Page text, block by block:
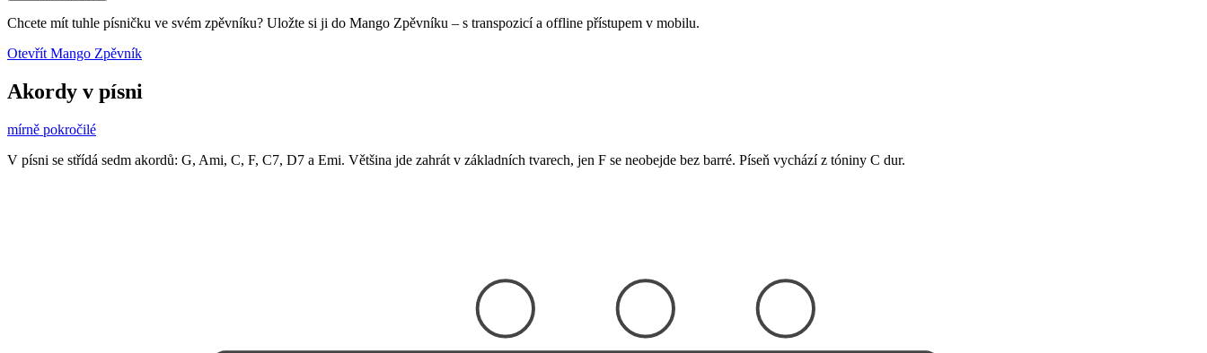
Chcete mít tuhle písničku ve svém zpěvníku? Uložte si ji do Mango Zpěvníku – s transpozicí a offline přístupem v mobilu.
Otevřít Mango Zpěvník
Akordy v písni
mírně pokročilé
V písni se střídá sedm akordů: G, Ami, C, F, C7, D7 a Emi. Většina jde zahrát v základních tvarech, jen F se neobejde bez barré. Píseň vychází z tóniny C dur.